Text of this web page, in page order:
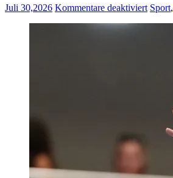
Juli 30,2026 Kommentare deaktiviertfür
Sport,